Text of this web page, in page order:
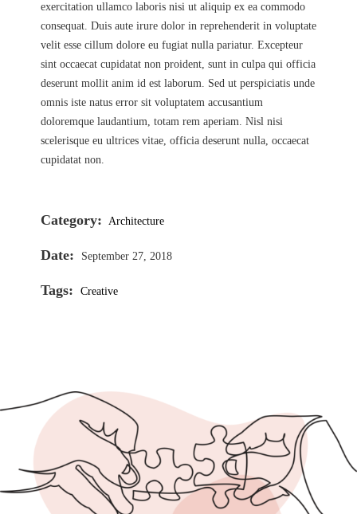
exercitation ullamco laboris nisi ut aliquip ex ea commodo
consequat. Duis aute irure dolor in reprehenderit in voluptate
velit esse cillum dolore eu fugiat nulla pariatur. Excepteur
sint occaecat cupidatat non proident, sunt in culpa qui officia
deserunt mollit anim id est laborum. Sed ut perspiciatis unde
omnis iste natus error sit voluptatem accusantium
doloremque laudantium, totam rem aperiam. Nisl nisi
scelerisque eu ultrices vitae, officia deserunt nulla, occaecat
cupidatat non.
Category: Architecture
Date: September 27, 2018
Tags: Creative